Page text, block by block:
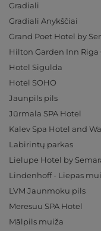
Gradiali
Gradiali Anykščiai
Grand Poet Hotel by
Hilton Garden Inn Riga
Hotel Sigulda
Hotel SOHO
Jaunpils pils
Jūrmala SPA Hotel
Kalev Spa Hotel and
Labirintų parkas
Lielupe Hotel by
Lindenhoff - Liepas
LVM Jaunmoku pils
Meresuu SPA Hotel
Mālpils muiža